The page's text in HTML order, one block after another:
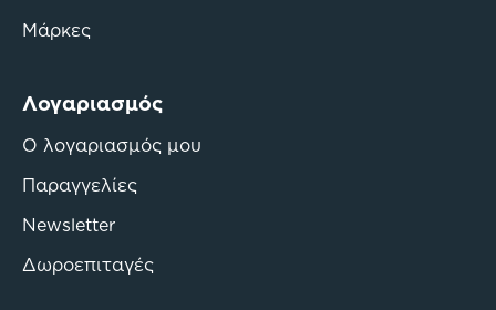
Μάρκες
Λογαριασμός
Ο λογαριασμός μου
Παραγγελίες
Newsletter
Δωροεπιταγές